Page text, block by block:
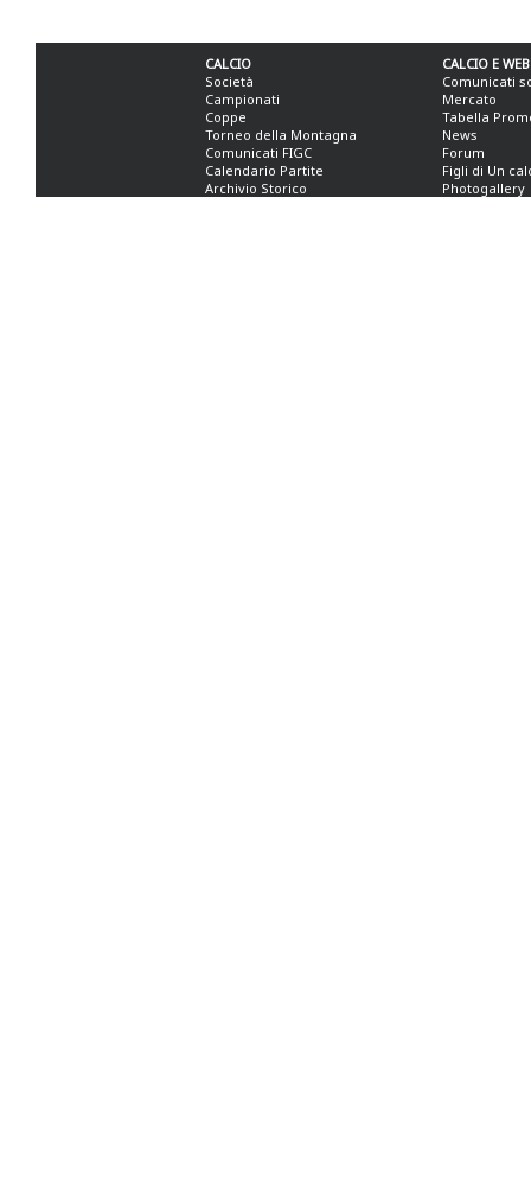
CALCIO
Società
Campionati
Coppe
Torneo della Montagna
Comunicati FIGC
Calendario Partite
Archivio Storico
CALCIO E WEB
Comunicati
Mercato
Tabella
News
Forum
Figli di Un
Photogallery